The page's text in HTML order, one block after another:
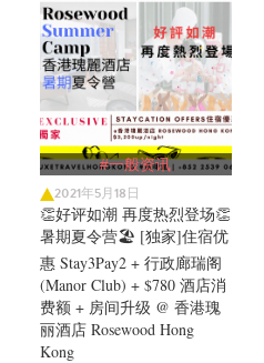
#一般资讯
2021年5月18日
👏好评如潮 再度热烈登场👏
暑期夏令营🏖️ [独家]住宿优
惠 Stay3Pay2 + 行政廊瑞阁
(Manor Club) + $780 酒店消
费额 + 房间升级 @ 香港瑰
丽酒店 Rosewood Hong
Kong